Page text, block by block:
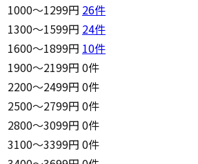
1000〜1299円 26件
1300〜1599円 24件
1600〜1899円 10件
1900〜2199円 0件
2200〜2499円 0件
2500〜2799円 0件
2800〜3099円 0件
3100〜3399円 0件